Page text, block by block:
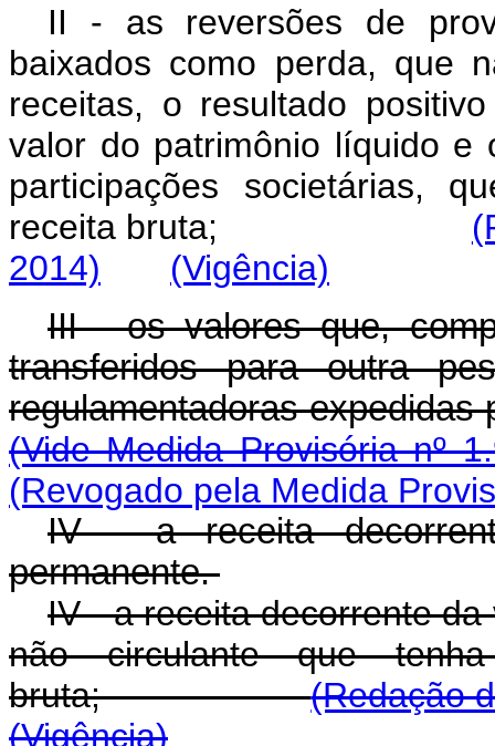
II - as reversões de
baixados como perda, que
receitas, o resultado
valor do patrimônio líquido e
participações societárias,
receita bruta;
2014)
(Vigência)
III - os valores que,
transferidos para outra
regulamentadoras
(Vide Medida Provisória nº
(Revogado pela Medida
IV - a receita
permanente.
IV - a receita decorrente
não circulante que
bruta;(Redação
(Vigência)